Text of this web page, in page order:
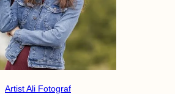
Artist Ali Fotograf